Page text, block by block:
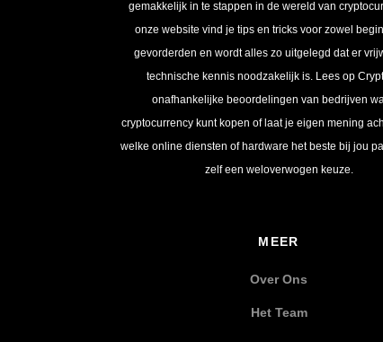
gemakkelijk in te stappen in de wereld van
onze website vind je tips en tricks voor zowel
gevorderden en wordt alles zo uitgelegd dat er
technische kennis noodzakelijk is. Lees op
onafhankelijke beoordelingen van bedrijven
cryptocurrency kunt kopen of laat je eigen mening
welke online diensten of hardware het beste bij jou
zelf een weloverwogen keuze.
MEER
Over Ons
Het Team